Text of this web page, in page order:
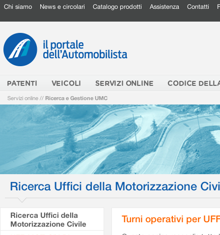
Chi siamo News e circolari Catalogo prodotti Assistenza Contatti
PATENTI VEICOLI SERVIZI ONLINE CODICE
Servizi online // Ricerca e Gestione UMC
Ricerca Uffici della Motorizzazione
Ricerca Uffici della
Motorizzazione Civile
Turni operativi per